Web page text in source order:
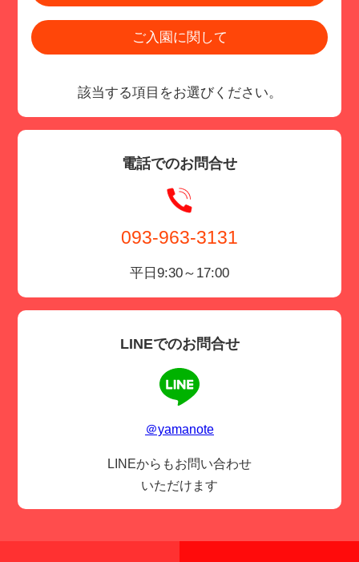
ご入園に関して
該当する項目をお選びください。
電話でのお問合せ
093-963-3131
平日9:30～17:00
LINEでのお問合せ
＠yamanote
LINEからもお問い合わせ
いただけます